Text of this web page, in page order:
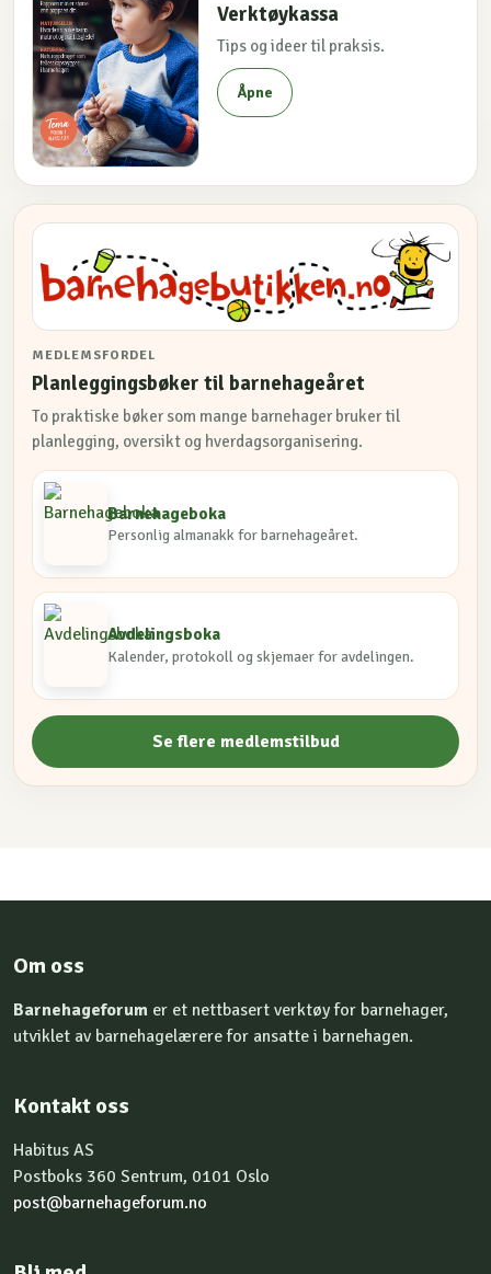
Verktøykassa
Tips og ideer til praksis.
Åpne
MEDLEMSFORDEL
Planleggingsbøker til barnehageåret
To praktiske bøker som mange barnehager bruker til
planlegging, oversikt og hverdagsorganisering.
Barnehageboka
Personlig almanakk for barnehageåret.
Avdelingsboka
Kalender, protokoll og skjemaer for avdelingen.
Se flere medlemstilbud
Om oss
Barnehageforum er et nettbasert verktøy for barnehager,
utviklet av barnehagelærere for ansatte i barnehagen.
Kontakt oss
Habitus AS
Postboks 360 Sentrum, 0101 Oslo
post@barnehageforum.no